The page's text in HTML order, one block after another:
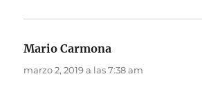
Mario Carmona
marzo 2, 2019 a las 7:38 am